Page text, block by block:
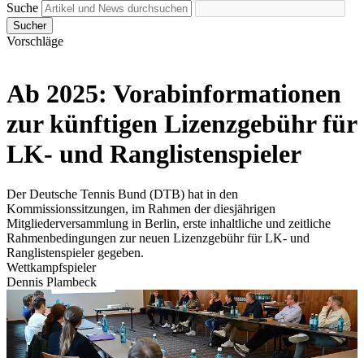
Suche
Sucher
Vorschläge
Ab 2025: Vorabinformationen
zur künftigen Lizenzgebühr für
LK- und Ranglistenspieler
Der Deutsche Tennis Bund (DTB) hat in den
Kommissionssitzungen, im Rahmen der diesjährigen
Mitgliederversammlung in Berlin, erste inhaltliche und zeitliche
Rahmenbedingungen zur neuen Lizenzgebühr für LK- und
Ranglistenspieler gegeben.
Wettkampfspieler
Dennis Plambeck